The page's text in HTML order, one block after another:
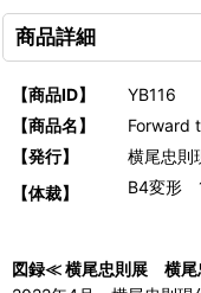
商品詳細
【商品ID】
YB116
【商品名】
Forward
【発行】
横尾忠則
【体裁】
B4変形
図録≪ 横尾忠則展 横尾